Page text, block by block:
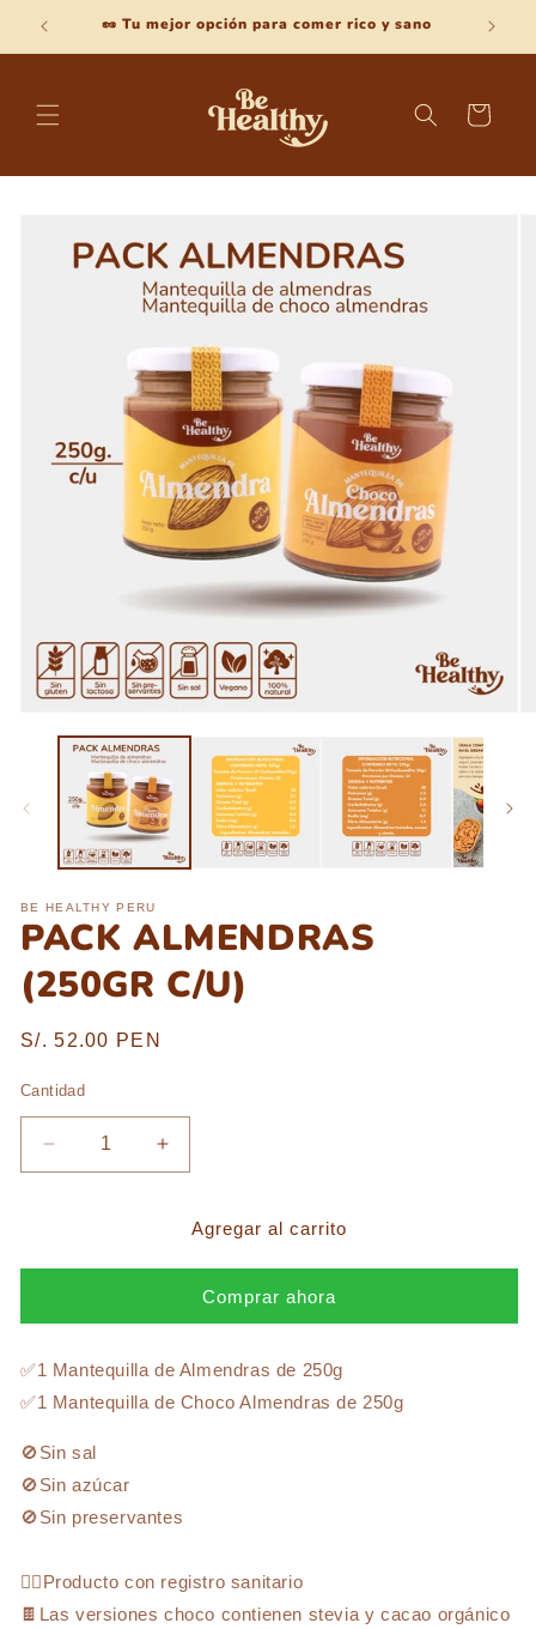
directamente🥜 Tu mejor opción para comer rico y sano
Carrito
información
BE HEALTHY PERU
PACK ALMENDRAS
(250GR C/U)
Precio
S/. 52.00 PEN
Cantidad
Cantidad
Reducir
cantidad
Aumentar
cantidad
PACK
C/U)
Agregar al carrito
Comprar ahora
✅1 Mantequilla de Almendras de 250g
✅1 Mantequilla de Choco Almendras de 250g
🚫Sin sal
🚫Sin azúcar
🚫Sin preservantes
👉🏻Producto con registro sanitario
🍫Las versiones choco contienen stevia y cacao orgánico